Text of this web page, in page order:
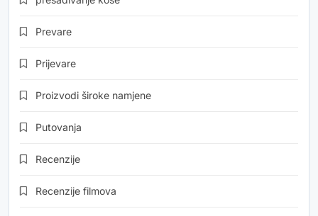
Prevare
Prijevare
Proizvodi široke namjene
Putovanja
Recenzije
Recenzije filmova